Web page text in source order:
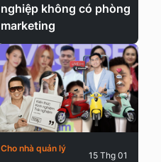
nghiệp không có phòng
marketing
Cho nhà quản lý
15 Thg 01